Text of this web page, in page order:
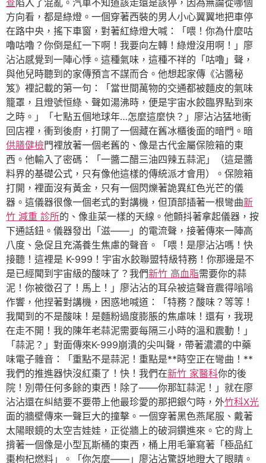
方向看，都是綠燈。一個穿著西裝的男人小心翼翼地把車停
在路中央，搖下車窗，對著紅綠燈大喊：「喂！你為什麼咕
嚕咕嚕？你倒是紅一下啊！我要向左轉！綠燈沒用啊！」廖
沾沾感覺到一陣心悸。這種氣味，這種不祥的「咕嚕」聲，
與他兒時聽到的家傳預言不謀而合。他想起家傳《沾醬秘
笈》裡記載的第一句：「當世間萬物的交通都被麵皮的氣味
籠罩，且燈號恒綠、聲如湯沸時，便是宇宙水餃臨界點到來
之時。」「七點五個地球年…怎麼這麼快？」廖沾沾猛地衝
回店裡，衝到後廚，打開了一個藏在舊冰櫃後面的暗門。暗
供膳健檢門裡放著一個老舊的、像是古代金屬保險箱的東
西。他輸入了密碼：「一醬二醋三油四辣五蒜泥」（這是醬
料界的基礎公式，只有像他這樣的傳統派才會用）。保險箱
打開，裡面沒有黃金，只有一個閃爍著詭異紅色光芒的儀
器。這儀器很像一個老式的對講機，但頂部插著一根彎曲新
竹 減重 診所的、像韭菜一樣的天線。他顫抖著拿起儀器，按
下通話鈕。儀器發出「滋——」的電流聲，接著傳來一陣高
八度、急促且充滿養生焦慮的聲音。「喂！是廖沾沾嗎！快
接聽！這裡是 K-999！宇宙水餃聯盟特級特務！你那邊是不
是已經聞到宇宙級的酸味了？我們新竹 高血脂需要你的蒜
泥！你被徵召了！馬上！」廖沾沾的耳朵被這聲音震得嗡嗡
作響，他捏著對講機，困惑地喊道：「特務？酸味？等等！
我聞到的不是酸味！是麵粉過度膨脹的焦慮味！還有，我現
在走不開！我的陳年老蒜泥需要每隔三小時的溫和震動！」
「蒜泥？」對面傳來K-999崩潰的尖叫聲，帶著濃濃的中藥
味電子雜音：「重點不是蒜泥！重點是**時空正在彎曲！**
我們的推進器快沒紅棗了！快！我們在新竹 家醫科你的後
院！別帶任何多餘的東西！除了——你那缸蒜泥！」就在廖
沾沾還在糾結要不要帶上他最珍愛的那把銀勺時，外竹科X光
面的牆壁傳來一聲巨大的撞擊。一個穿著黑色燕尾服、戴著
太陽眼鏡的太空吉娃娃，正從牆上的破洞鑽進來。它的背上
揹著一個像是小型瓦斯桶的東西，桶上用毛筆寫著「極品紅
棗枸杞燃料」。「你怎麼——」廖沾沾驚訝地瞪大了眼睛。